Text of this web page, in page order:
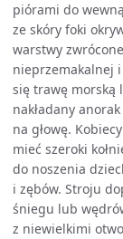
piórami do
ze skóry foki
warstwy
nieprzemakalnej
się trawę morską
nakładany
na głowę.
mieć szeroki
do noszenia
i zębów. Stroju
śniegu lub
z niewielkimi